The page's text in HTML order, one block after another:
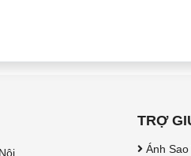
TRỢ
Ánh Sao